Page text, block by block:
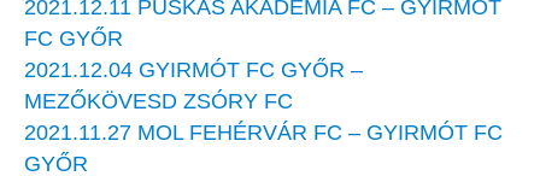
2021.12.11 PUSKÁS AKADÉMIA FC – GYIRMÓT
FC GYŐR
2021.12.04 GYIRMÓT FC GYŐR –
MEZŐKÖVESD ZSÓRY FC
2021.11.27 MOL FEHÉRVÁR FC – GYIRMÓT FC
GYŐR